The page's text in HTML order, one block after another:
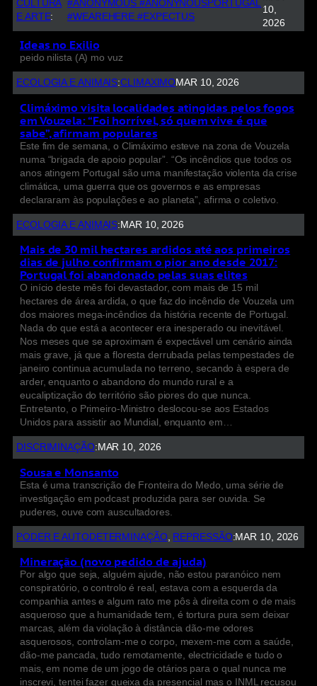
CULTURA
E ARTE:
#ANONYMOUS #ANONYNOUSPORTUGAL
#WEAREHERE #EXPECTUS
10,
2026
Ideas no Exilio
peido nilista (A) mo vuz
ECOLOGIA E ANIMAIS:CLIMAXIMOMAR 10, 2026
Climáximo visita localidades atingidas pelos fogos
em Vouzela: “Foi horrível, só quem vive é que
sabe”, afirmam populares
Este fim de semana, o Climáximo esteve na zona de Vouzela
numa “brigada de apoio popular”. “Os incêndios que todos os
anos atingem Portugal são uma manifestação violenta da crise
climática, uma guerra que os governos e as empresas
declararam às populações e ao planeta”, afirma o coletivo.
ECOLOGIA E ANIMAIS: MAR 10, 2026
Mais de 30 mil hectares ardidos até aos primeiros
dias de julho confirmam o pior ano desde 2017:
Portugal foi abandonado pelas suas elites
O início deste mês foi devastador, com mais de 15 mil
hectares de área ardida, o que faz do incêndio de Vouzela um
dos maiores mega-incêndios da história recente de Portugal.
Nada do que está a acontecer era inesperado ou inevitável.
Nos meses que se aproximam é expectável um cenário ainda
mais grave, já que a floresta derrubada pelas tempestades de
janeiro continua acumulada no terreno, secando à espera de
arder, enquanto o abandono do mundo rural e a
eucaliptização do território são piores do que nunca.
Entretanto, o Primeiro-Ministro deslocou-se aos Estados
Unidos para assistir ao Mundial, enquanto em…
DISCRIMINAÇÃO: MAR 10, 2026
Sousa e Monsanto
Esta é uma transcrição de Fronteira do Medo, uma série de
investigação em podcast produzida para ser ouvida. Se
puderes, ouve com auscultadores.
PODER E AUTODETERMINAÇÃO, REPRESSÃO:MAR 10, 2026
Mineração (novo pedido de ajuda)
Por algo que seja, alguém ajude, não estou paranóico nem
conspiratório, o controlo é real, estava com a esquerda da
companhia antes e algum rato me pôs à direita com o de mais
asqueroso que a humanidade tem, é tortura pura sem deixar
marcas, além da violação à distância dão-me odores
asquerosos, controlam-me o corpo, mexem-me com a saúde,
dão-me pancada, tudo remotamente, electricidade e tudo o
mais, em nome de um jogo de otários para o qual nunca me
inscrevi, tentei fazer queixa da presencial mas o INML recusou